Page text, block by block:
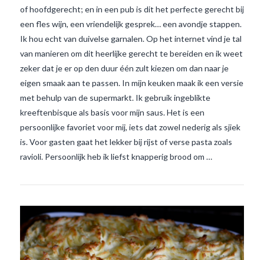
of hoofdgerecht; en in een pub is dit het perfecte gerecht bij
een fles wijn, een vriendelijk gesprek… een avondje stappen.
Ik hou echt van duivelse garnalen. Op het internet vind je tal
van manieren om dit heerlijke gerecht te bereiden en ik weet
zeker dat je er op den duur één zult kiezen om dan naar je
eigen smaak aan te passen. In mijn keuken maak ik een versie
met behulp van de supermarkt. Ik gebruik ingeblikte
kreeftenbisque als basis voor mijn saus. Het is een
persoonlijke favoriet voor mij, iets dat zowel nederig als sjiek
is. Voor gasten gaat het lekker bij rijst of verse pasta zoals
ravioli. Persoonlijk heb ik liefst knapperig brood om …